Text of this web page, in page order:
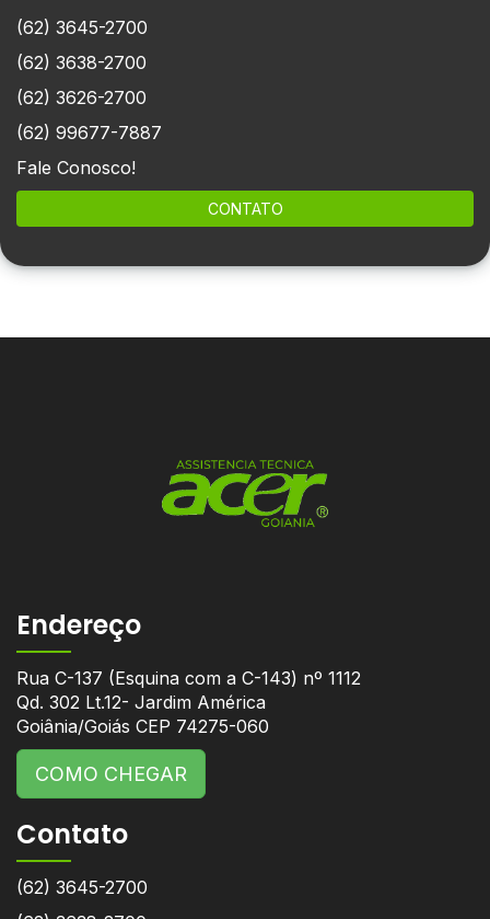
(62) 3645-2700
(62) 3638-2700
(62) 3626-2700
(62) 99677-7887
Fale Conosco!
CONTATO
Endereço
Rua C-137 (Esquina com a C-143) nº 1112
Qd. 302 Lt.12- Jardim América
Goiânia/Goiás CEP 74275-060
COMO CHEGAR
Contato
(62) 3645-2700